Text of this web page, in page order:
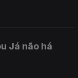
Já não há